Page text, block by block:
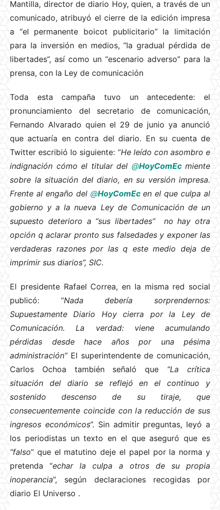
Mantilla, director de diario Hoy, quien, a través de un
comunicado, atribuyó el cierre de la edición impresa
a “el permanente boicot publicitario” la limitación
para la inversión en medios, “la gradual pérdida de
libertades”, así como un “escenario adverso” para la
prensa, con la Ley de comunicación
Toda esta campaña tuvo un antecedente: el
pronunciamiento del secretario de comunicación,
Fernando Alvarado quien el 29 de junio ya anunció
que actuaría en contra del diario. En su cuenta de
Twitter escribió lo siguiente: “He leído con asombro e
indignación cómo el titular del @HoyComEcmiente
sobre la situación del diario, en su versión impresa.
Frente al engaño del @HoyComEcen el que culpa al
gobierno y a la nueva Ley de Comunicación de un
supuesto deterioro a “sus libertades” no hay otra
opción q aclarar pronto sus falsedades y exponer las
verdaderas razones por las q este medio deja de
imprimir sus diarios”, SIC.
El presidente Rafael Correa, en la misma red social
publicó: “Nada debería sorprendernos:
Supuestamente Diario Hoy cierra por la Ley de
Comunicación. La verdad: viene acumulando
pérdidas desde hace años por una pésima
administración” El superintendente de comunicación,
Carlos Ochoa también señaló que “La crítica
situación del diario se reflejó en el continuo y
sostenido descenso de su tiraje, que
consecuentemente coincide con la reducción de sus
ingresos económicos”. Sin admitir preguntas, leyó a
los periodistas un texto en el que aseguró que es
“falso” que el matutino deje el papel por la norma y
pretenda “echar la culpa a otros de su propia
inoperancia”, según declaraciones recogidas por
diario El Universo .